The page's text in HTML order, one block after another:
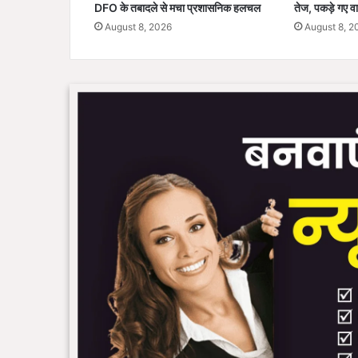
2
7
क
गी
DFO के तबादले से मचा प्रशासनिक हलचल
August 8, 2026
तेज, पकड़े गए
August 8,